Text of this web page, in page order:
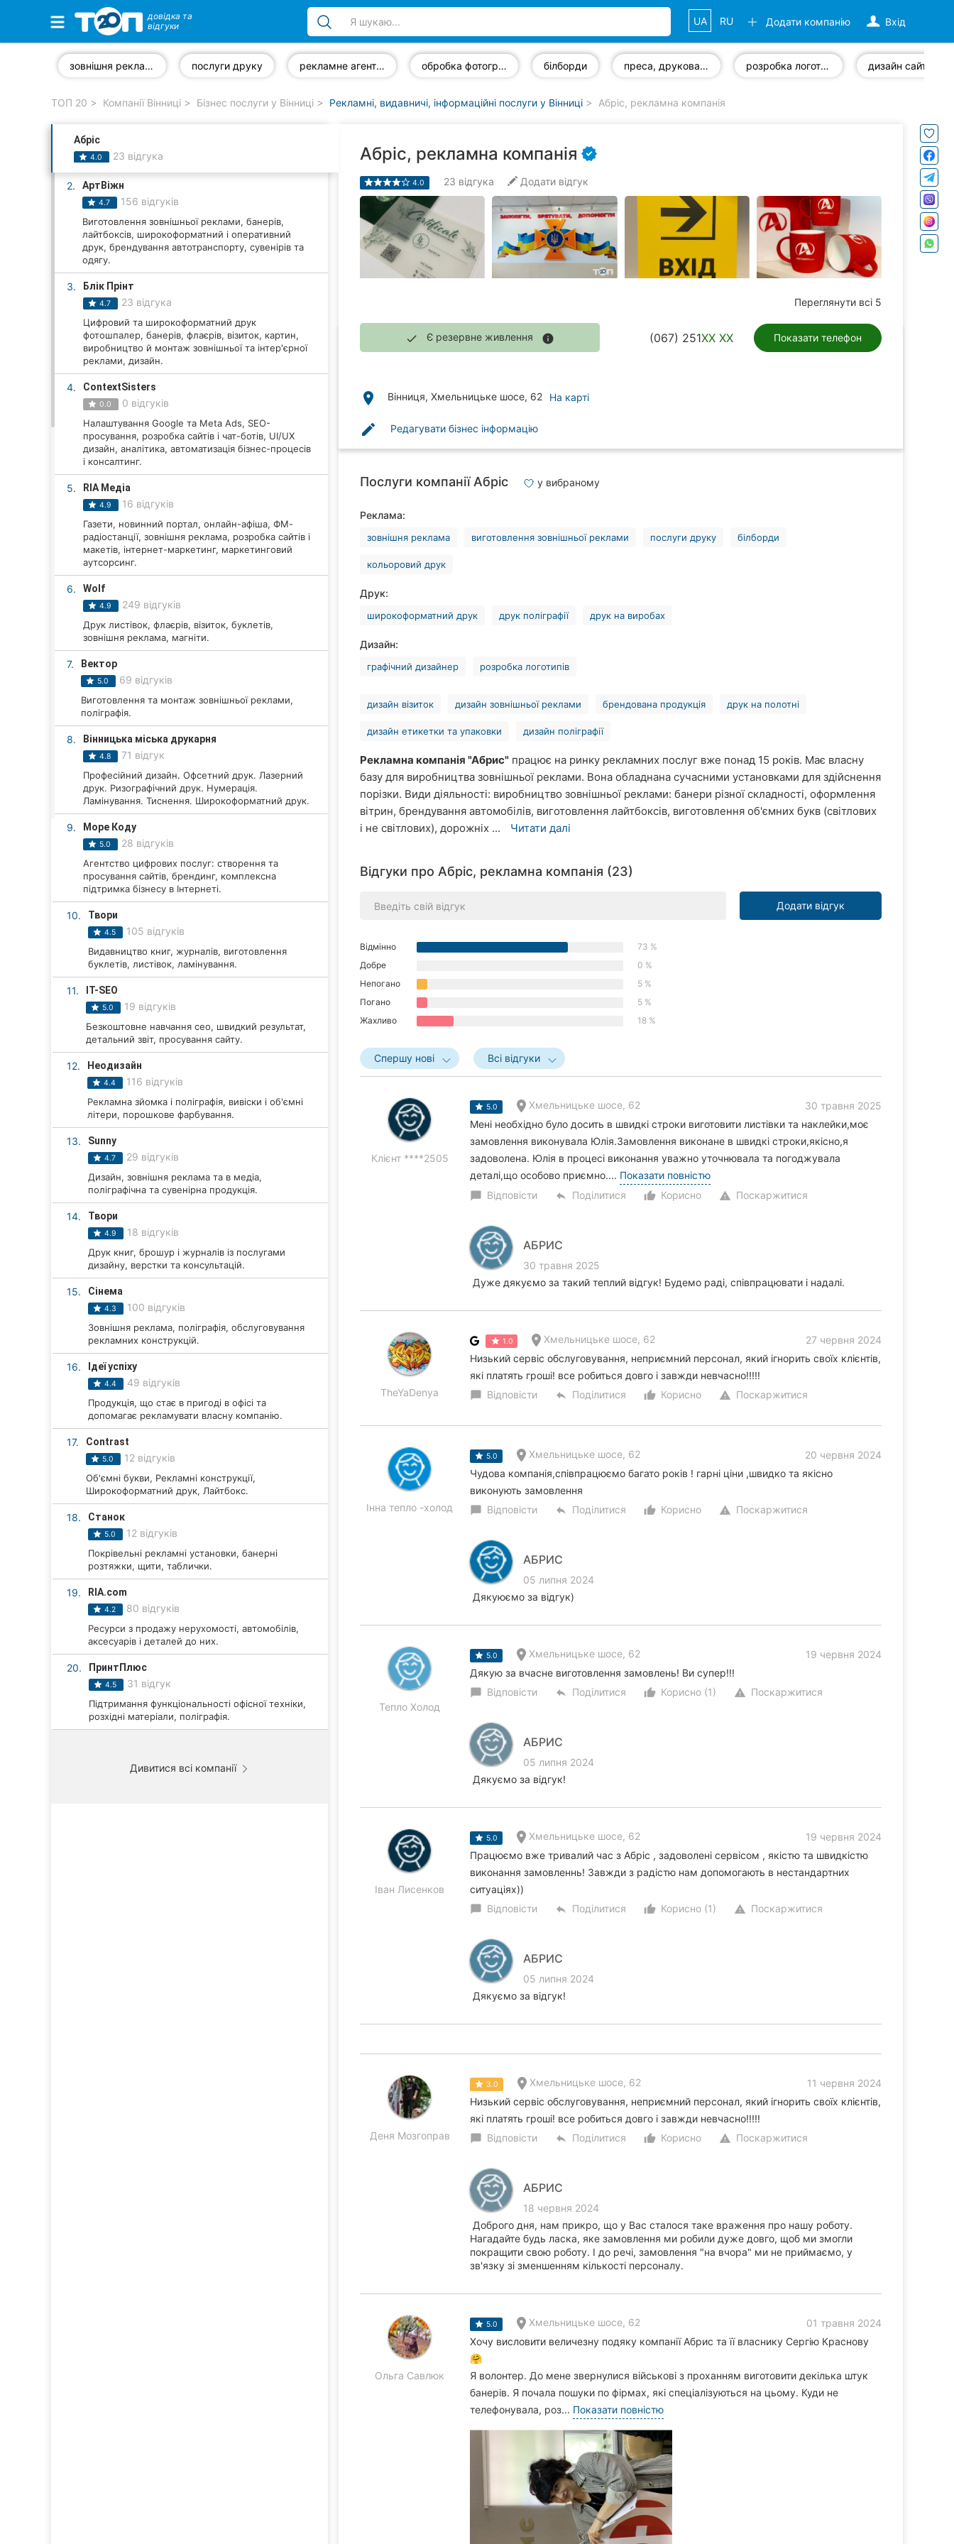
Обрані компанії
Стоматології
Ветеринарні клініки
Приватні клініки
Всі рубрики
Житомир
Хмельницький
Кропивницький
Запоріжжя
Черкаси
Суми
Івано-Франківськ
Ужгород
довідка та
відгуки
Вхід
Додати компанію
UA RU
зовнішня реклама послуги друку рекламне агентство обробка фотографій білборди преса, друковані видання розробка логотипів дизайн сайту
ТОП 20 Компанії Вінниці Бізнес послуги у Вінниці Рекламні, видавничі, інформаційні послуги у Вінниці Абріс, рекламна компанія
Абріс
4.0 23 відгука
2. АртВіжн
4.7 156 відгуків
Виготовлення зовнішньої реклами, банерів,
лайтбоксів, широкоформатний і оперативний
друк, брендування автотранспорту, сувенірів та
одягу.
3. Блік Прінт
4.7 23 відгука
Цифровий та широкоформатний друк
фотошпалер, банерів, флаєрів, візиток, картин,
виробництво й монтаж зовнішньої та інтер'єрної
реклами, дизайн.
4. ContextSisters
0.0 0 відгуків
Налаштування Google та Meta Ads, SEO-
просування, розробка сайтів і чат-ботів, UI/UX
дизайн, аналітика, автоматизація бізнес-процесів
і консалтинг.
5. RIA Медіа
4.9 16 відгуків
Газети, новинний портал, онлайн-афіша, ФМ-
радіостанції, зовнішня реклама, розробка сайтів і
макетів, інтернет-маркетинг, маркетинговий
аутсорсинг.
6. Wolf
4.9 249 відгуків
Друк листівок, флаєрів, візиток, буклетів,
зовнішня реклама, магніти.
7. Вектор
5.0 69 відгуків
Виготовлення та монтаж зовнішньої реклами,
поліграфія.
8. Вінницька міська друкарня
4.8 71 відгук
Професійний дизайн. Офсетний друк. Лазерний
друк. Ризографічний друк. Нумерація.
Ламінування. Тиснення. Широкоформатний друк.
9. Море Коду
5.0 28 відгуків
Агентство цифрових послуг: створення та
просування сайтів, брендинг, комплексна
підтримка бізнесу в Інтернеті.
10. Твори
4.5 105 відгуків
Видавництво книг, журналів, виготовлення
буклетів, листівок, ламінування.
11. IT-SEO
5.0 19 відгуків
Безкоштовне навчання сео, швидкий результат,
детальний звіт, просування сайту.
12. Неодизайн
4.4 116 відгуків
Рекламна зйомка і поліграфія, вивіски і об'ємні
літери, порошкове фарбування.
13. Sunny
4.7 29 відгуків
Дизайн, зовнішня реклама та в медіа,
поліграфічна та сувенірна продукція.
14. Твори
4.9 18 відгуків
Друк книг, брошур і журналів із послугами
дизайну, верстки та консультацій.
15. Сінема
4.3 100 відгуків
Зовнішня реклама, поліграфія, обслуговування
рекламних конструкцій.
16. Ідеї успіху
4.4 49 відгуків
Продукція, що стає в пригоді в офісі та
допомагає рекламувати власну компанію.
17. Contrast
5.0 12 відгуків
Об'ємні букви, Рекламні конструкції,
Широкоформатний друк, Лайтбокс.
18. Станок
5.0 12 відгуків
Покрівельні рекламні установки, банерні
розтяжки, щити, таблички.
19. RIA.com
4.2 80 відгуків
Ресурси з продажу нерухомості, автомобілів,
аксесуарів і деталей до них.
20. ПринтПлюс
4.5 31 відгук
Підтримання функціональності офісної техніки,
розхідні матеріали, поліграфія.
Дивитися всі компанії
Абріс, рекламна компанія
4.0 23 відгука Додати відгук
Переглянути всі 5
done Є резервне живлення info (067) 251XX XX Показати телефон
place Вінниця, Хмельницьке шосе, 62 На карті
edit Редагувати бізнес інформацію
Послуги компанії Абріс у вибраному
Реклама:
зовнішня реклама виготовлення зовнішньої реклами послуги друку білборди
кольоровий друк
Друк:
широкоформатний друк друк поліграфії друк на виробах
Дизайн:
графічний дизайнер розробка логотипів
дизайн візиток дизайн зовнішньої реклами брендована продукція друк на полотні
дизайн етикетки та упаковки дизайн поліграфії
Рекламна компанія "Абрис" працює на ринку рекламних послуг вже понад 15 років. Має власну
базу для виробництва зовнішньої реклами. Вона обладнана сучасними установками для здійснення
порізки. Види діяльності: виробництво зовнішньої реклами: банери різної складності, оформлення
вітрин, брендування автомобілів, виготовлення лайтбоксів, виготовлення об'ємних букв (світлових
і не світлових), дорожніх ...
Читати далі
Відгуки про Абріс, рекламна компанія (23)
Додати відгук
Відмінно
73 %
Добре
0 %
Непогано
5 %
Погано
5 %
Жахливо
18 %
Спершу нові Всі відгуки
Клієнт ****2505
5.0 Хмельницьке шосе, 62
30 травня 2025
Мені необхідно було досить в швидкі строки виготовити листівки та наклейки,моє
замовлення виконувала Юлія.Замовлення виконане в швидкі строки,якісно,я
задоволена. Юлія в процесі виконання уважно уточнювала та погоджувала
деталі,що особово приємно.... Показати повністю
chat_bubble Відповісти reply Поділитися thumb_up_alt
Корисно warning Поскаржитися
АБРИС
30 травня 2025
Дуже дякуємо за такий теплий відгук! Будемо раді, співпрацювати і надалі.
TheYaDenya
1.0 Хмельницьке шосе, 62
27 червня 2024
Низький сервіс обслуговування, неприємний персонал, який ігнорить своїх клієнтів,
які платять гроші! все робиться довго і завжди невчасно!!!!!
chat_bubble Відповісти reply Поділитися thumb_up_alt
Корисно warning Поскаржитися
Інна тепло -холод
5.0 Хмельницьке шосе, 62
20 червня 2024
Чудова компанія,співпрацюємо багато років ! гарні ціни ,швидко та якісно
виконують замовлення
chat_bubble Відповісти reply Поділитися thumb_up_alt
Корисно warning Поскаржитися
АБРИС
05 липня 2024
Дякуюємо за відгук)
Тепло Холод
5.0 Хмельницьке шосе, 62
19 червня 2024
Дякую за вчасне виготовлення замовлень! Ви супер!!!
chat_bubble Відповісти reply Поділитися thumb_up_alt
Корисно (1) warning Поскаржитися
АБРИС
05 липня 2024
Дякуємо за відгук!
Іван Лисенков
5.0 Хмельницьке шосе, 62
19 червня 2024
Працюємо вже тривалий час з Абріс , задоволені сервісом , якістю та швидкістю
виконання замовленнь! Завжди з радістю нам допомогають в нестандартних
ситуаціях))
chat_bubble Відповісти reply Поділитися thumb_up_alt
Корисно (1) warning Поскаржитися
АБРИС
05 липня 2024
Дякуємо за відгук!
Деня Мозгоправ
3.0 Хмельницьке шосе, 62
11 червня 2024
Низький сервіс обслуговування, неприємний персонал, який ігнорить своїх клієнтів,
які платять гроші! все робиться довго і завжди невчасно!!!!!
chat_bubble Відповісти reply Поділитися thumb_up_alt
Корисно warning Поскаржитися
АБРИС
18 червня 2024
Доброго дня, нам прикро, що у Вас сталося таке враження про нашу роботу.
Нагадайте будь ласка, яке замовлення ми робили дуже довго, щоб ми змогли
покращити свою роботу. І до речі, замовлення "на вчора" ми не приймаємо, у
зв'язку зі зменшенням кількості персоналу.
Ольга Савлюк
5.0 Хмельницьке шосе, 62
01 травня 2024
Хочу висловити величезну подяку компанії Абрис та її власнику Сергію Краснову
🤗
Я волонтер. До мене звернулися військові з проханням виготовити декілька штук
банерів. Я почала пошуки по фірмах, які спеціалізуються на цьому. Куди не
телефонувала, роз... Показати повністю